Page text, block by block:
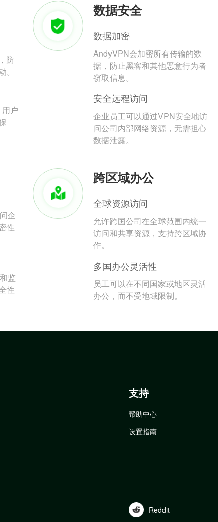
防
户
数据安全
数据加密
AndyVPN会加密所有传输的数
据，防止黑客和其他恶意行为者
窃取信息。
安全远程访问
企业员工可以通过VPN安全地访
问公司内部网络资源，无需担心
数据泄露。
企
性
监
性
跨区域办公
全球资源访问
允许跨国公司在全球范围内统一
访问和共享资源，支持跨区域协
作。
多国办公灵活性
员工可以在不同国家或地区灵活
办公，而不受地域限制。
支持
帮助中心
设置指南
Reddit